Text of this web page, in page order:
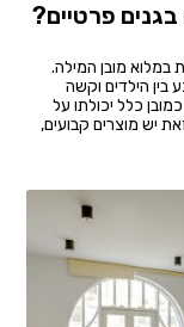
פרטיים?
במלוא מובן המילה.
בין הילדים וקשה
כלל יכולתו על
יש מוצרים קבועים,